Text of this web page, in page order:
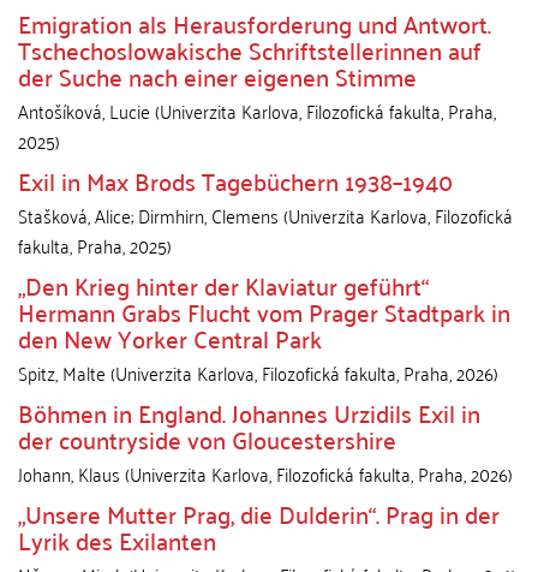
Emigration als Herausforderung und Antwort.
Tschechoslowakische Schriftstellerinnen auf
der Suche nach einer eigenen Stimme
Antošíková, Lucie(Univerzita Karlova, Filozofická fakulta,Praha,
2025)
Exil in Max Brods Tagebüchern 1938–1940
Stašková, Alice;Dirmhirn, Clemens(Univerzita Karlova, Filozofická
fakulta,Praha,2025)
„Den Krieg hinter der Klaviatur geführt“
Hermann Grabs Flucht vom Prager Stadtpark in
den New Yorker Central Park
Spitz, Malte(Univerzita Karlova, Filozofická fakulta,Praha,2026)
Böhmen in England. Johannes Urzidils Exil in
der countryside von Gloucestershire
Johann, Klaus(Univerzita Karlova, Filozofická fakulta,Praha,2026)
„Unsere Mutter Prag, die Dulderin“. Prag in der
Lyrik des Exilanten